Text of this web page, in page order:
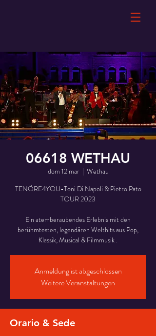
06618 WETHAU
dom 12 mar
  |
Wethau
TENÖRE4YOU-Toni Di Napoli & Pietro Pato
TOUR 2023
Ein atemberaubendes Erlebnis mit den
berühmtesten, legendären Welthits aus Pop,
Klassik, Musical & Filmmusik .
Anmeldung ist abgeschlossen
Weitere Veranstaltungen
Orario & Sede